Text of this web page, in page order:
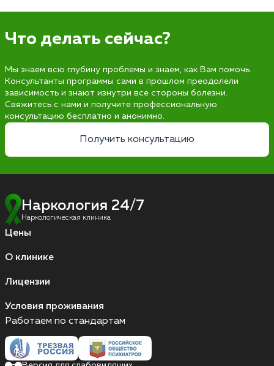
Что делать сейчас?
Мы знаем всю глубину проблемы и знаем, как Вам помочь.
Консультанты программы сами в прошлом преодолели
зависимость и знают изнутри все стороны болезни.
Свяжитесь с нами и получите профессиональную
консультацию бесплатно и анонимно.
Получить консультацию
Наркология 24/7
Наркологическая клиника
Цены
О клинике
Лицензии
Условия проживания
Работаем по стандартам